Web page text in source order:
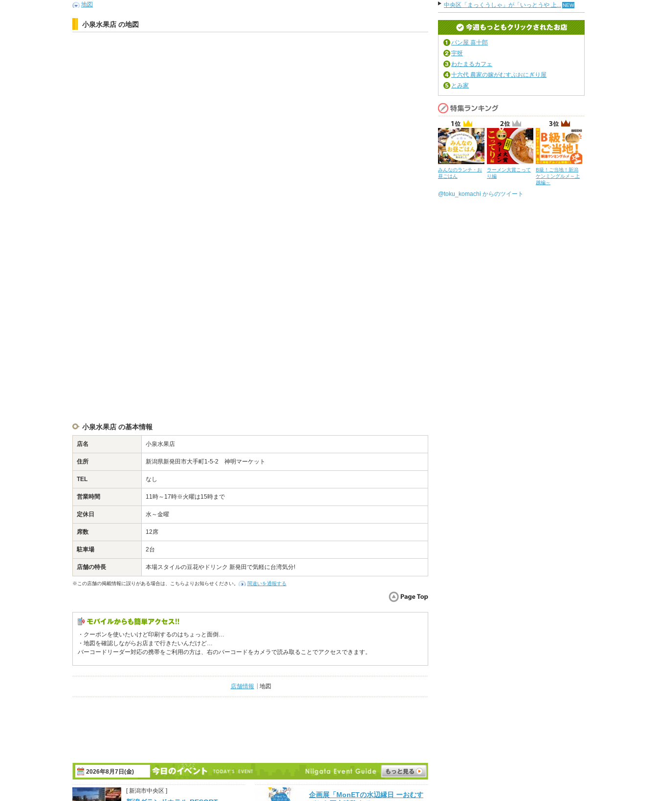
地図
小泉水果店 の地図
小泉水果店 の基本情報
店名 小泉水果店
住所 新潟県新発田市大手町1-5-2 神明マーケット
TEL なし
営業時間 11時～17時※火曜は15時まで
定休日 水～金曜
席数 12席
駐車場 2台
店舗の特長 本場スタイルの豆花やドリンク 新発田で気軽に台湾気分!
※この店舗の掲載情報に誤りがある場合は、こちらよりお知らせください。 間違いを通報する
・クーポンを使いたいけど印刷するのはちょっと面倒…
・地図を確認しながらお店まで行きたいんだけど…
バーコードリーダー対応の携帯をご利用の方は、右のバーコードをカメラで読み取ることでアクセスできます。
店舗情報 地図
2026年8月7日(金)
[ 新潟市中央区 ]
企画展「MonETの水辺縁日 ーおむす
中央区「まっくうしゃ」が「いっとうや 上...
パン屋 喜十郎
宇呀
わたまるカフェ
十六代 農家の嫁がむすぶおにぎり屋
とみ家
みんなのランチ・お
昼ごはん
ラーメン大賞こって
り編
B級！ご当地！新潟
ケンミングルメ～上
越編～
@toku_komachi からのツイート